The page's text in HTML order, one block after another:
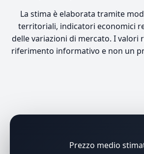
La stima è elaborata tramite
territoriali, indicatori economici
delle variazioni di mercato. I valori
riferimento informativo e non un
Prezzo medio